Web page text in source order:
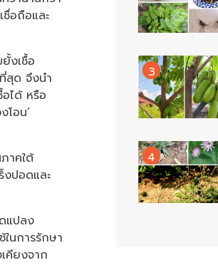
อถือและ
งเชื้อ
สุด จึงนำ
ได้ หรือ
โอน’
าคใต้
งปอดและ
แปลง
นการรักษา
คียงจาก
3
4